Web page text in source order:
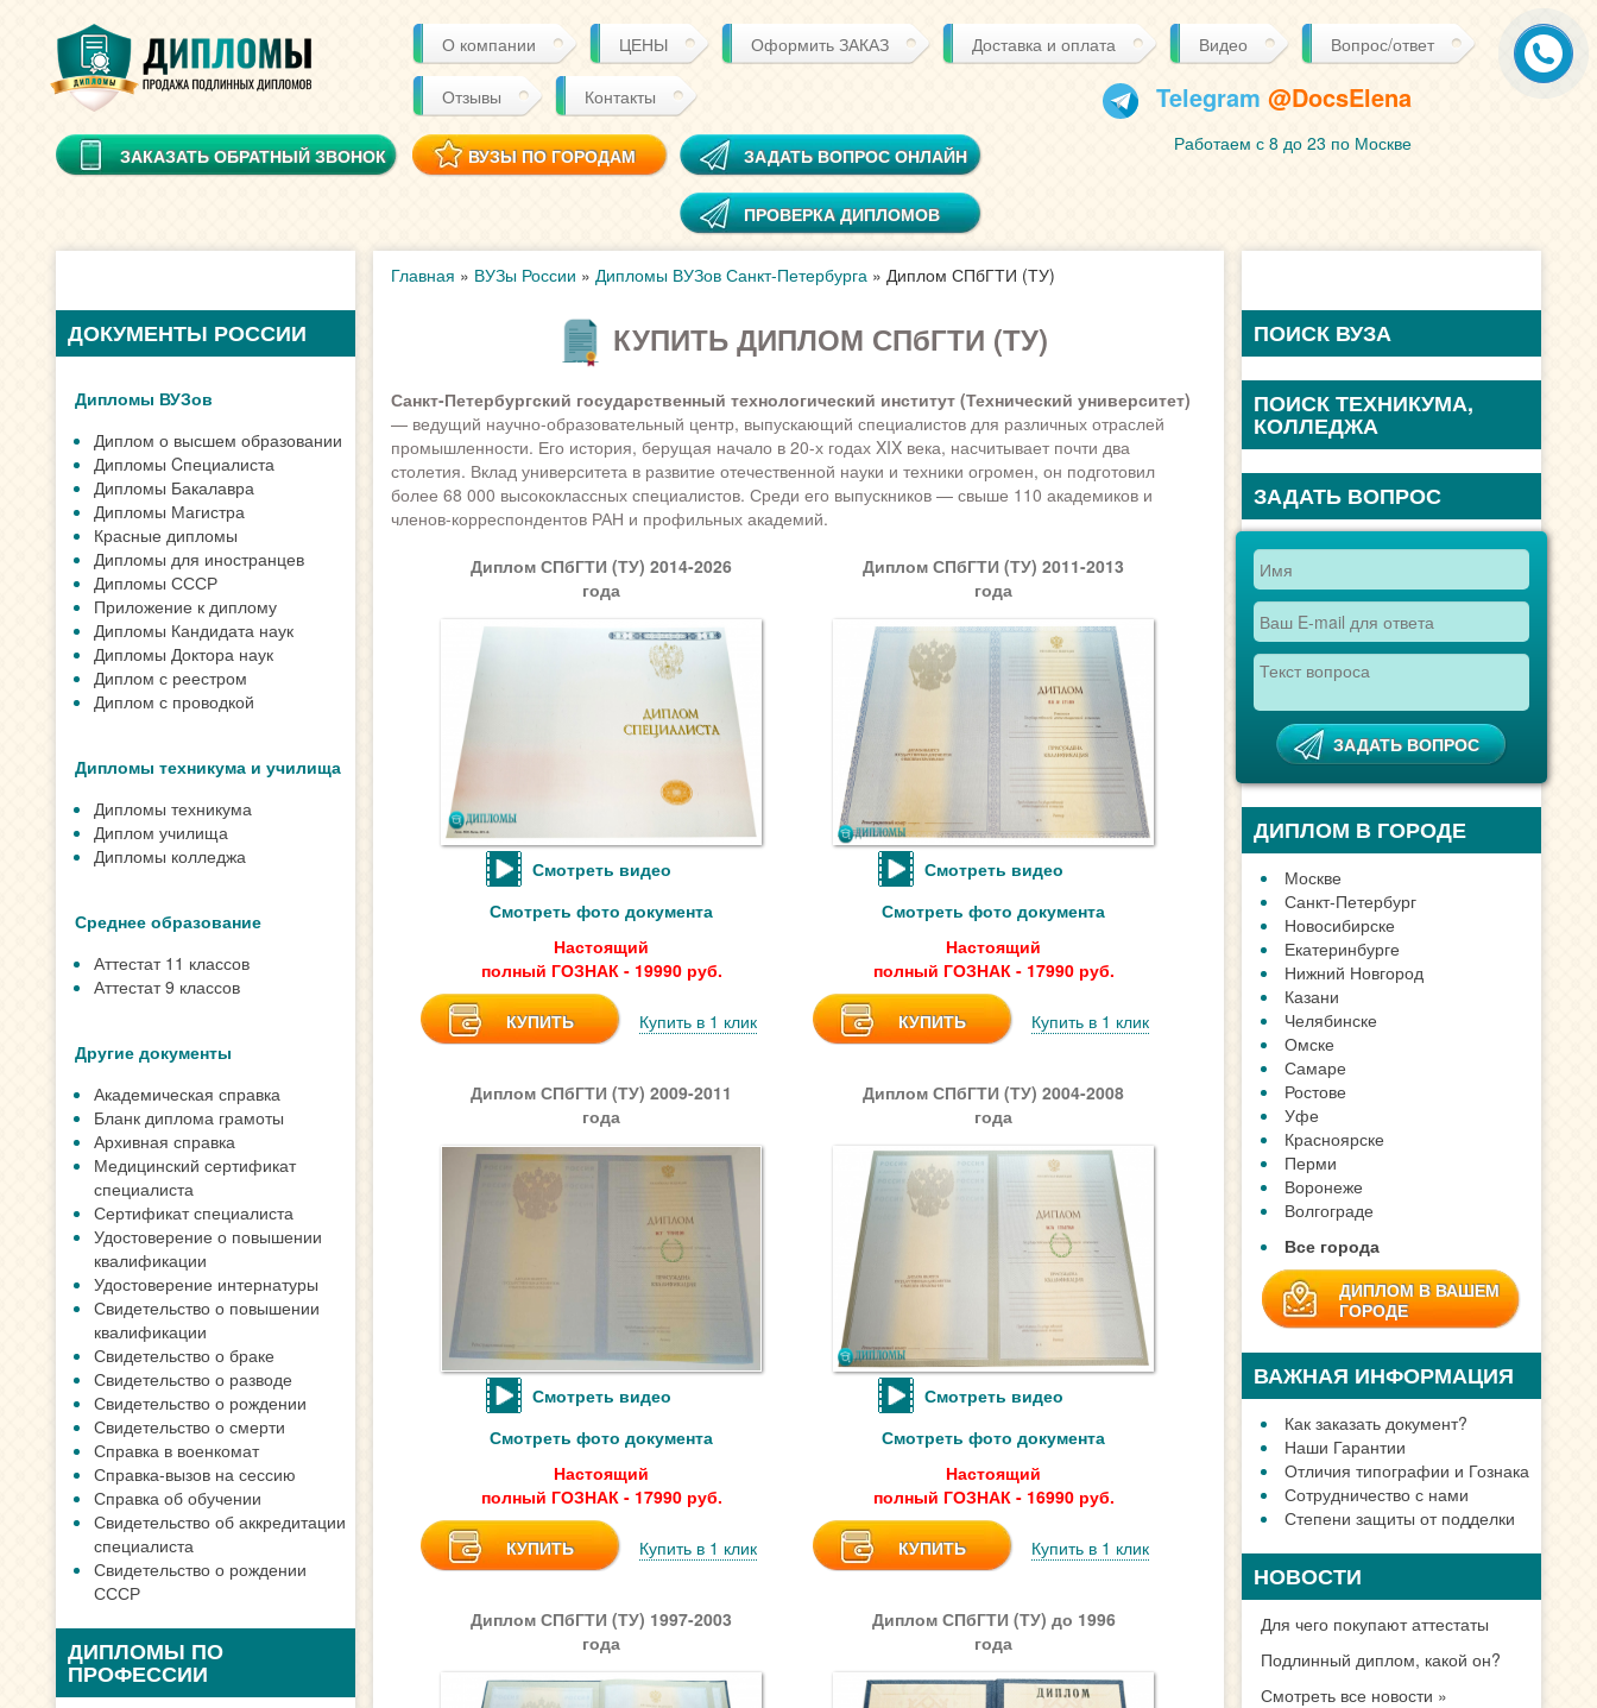
О компании ЦЕНЫ Оформить ЗАКАЗ Доставка и оплата Видео Вопрос/ответ
Отзывы Контакты
ЗАКАЗАТЬ ОБРАТНЫЙ ЗВОНОК ВУЗЫ ПО ГОРОДАМ ЗАДАТЬ ВОПРОС ОНЛАЙН
ПРОВЕРКА ДИПЛОМОВ
Telegram @DocsElena
Работаем с 8 до 23 по Москве
ДОКУМЕНТЫ РОССИИ
Дипломы ВУЗов
Диплом о высшем образовании
Дипломы Cпециалиста
Дипломы Бакалавра
Дипломы Магистра
Красные дипломы
Дипломы для иностранцев
Дипломы СССР
Приложение к диплому
Дипломы Кандидата наук
Дипломы Доктора наук
Диплом с реестром
Диплом с проводкой
Дипломы техникума и училища
Дипломы техникума
Диплом училища
Дипломы колледжа
Среднее образование
Аттестат 11 классов
Аттестат 9 классов
Другие документы
Академическая справка
Бланк диплома грамоты
Архивная справка
Медицинский сертификат
специалиста
Сертификат специалиста
Удостоверение о повышении
квалификации
Удостоверение интернатуры
Свидетельство о повышении
квалификации
Свидетельство о браке
Свидетельство о разводе
Свидетельство о рождении
Свидетельство о смерти
Справка в военкомат
Справка-вызов на сессию
Справка об обучении
Свидетельство об аккредитации
специалиста
Свидетельство о рождении
СССР
ДИПЛОМЫ ПО
ПРОФЕССИИ
Главная » ВУЗы России » Дипломы ВУЗов Санкт-Петербурга» Диплом СПбГТИ (ТУ)
КУПИТЬ ДИПЛОМ СПбГТИ (ТУ)
Санкт-Петербургский государственный технологический институт (Технический университет)
— ведущий научно-образовательный центр, выпускающий специалистов для различных отраслей
промышленности. Его история, берущая начало в 20-х годах XIX века, насчитывает почти два
столетия. Вклад университета в развитие отечественной науки и техники огромен, он подготовил
более 68 000 высококлассных специалистов. Среди его выпускников — свыше 110 академиков и
членов-корреспондентов РАН и профильных академий.
Диплом СПбГТИ (ТУ) 2014-2026
года
Смотреть видео
Смотреть фото документа
Настоящий
полный ГОЗНАК - 19990 руб.
КУПИТЬ Купить в 1 клик
Диплом СПбГТИ (ТУ) 2011-2013
года
Смотреть видео
Смотреть фото документа
Настоящий
полный ГОЗНАК - 17990 руб.
КУПИТЬ Купить в 1 клик
Диплом СПбГТИ (ТУ) 2009-2011
года
Смотреть видео
Смотреть фото документа
Настоящий
полный ГОЗНАК - 17990 руб.
КУПИТЬ Купить в 1 клик
Диплом СПбГТИ (ТУ) 2004-2008
года
Смотреть видео
Смотреть фото документа
Настоящий
полный ГОЗНАК - 16990 руб.
КУПИТЬ Купить в 1 клик
Диплом СПбГТИ (ТУ) 1997-2003
года
Диплом СПбГТИ (ТУ) до 1996
года
ПОИСК ВУЗА
ПОИСК ТЕХНИКУМА,
КОЛЛЕДЖА
ЗАДАТЬ ВОПРОС
ДИПЛОМ В ГОРОДЕ
Москве
Санкт-Петербург
Новосибирске
Екатеринбурге
Нижний Новгород
Казани
Челябинске
Омске
Самаре
Ростове
Уфе
Красноярске
Перми
Воронеже
Волгограде
Все города
ДИПЛОМ В ВАШЕМ
ГОРОДЕ
ВАЖНАЯ ИНФОРМАЦИЯ
Как заказать документ?
Наши Гарантии
Отличия типографии и Гознака
Сотрудничество с нами
Степени защиты от подделки
НОВОСТИ
Для чего покупают аттестаты
Подлинный диплом, какой он?
Смотреть все новости »